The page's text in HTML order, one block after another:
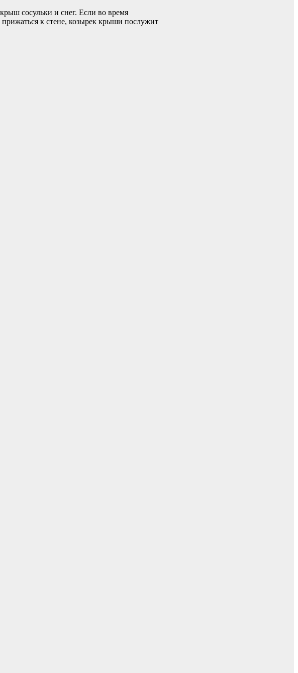
сосульки и снег. Если во время
к стене, козырек крыши послужит